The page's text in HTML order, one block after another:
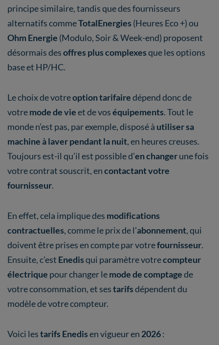
principe similaire, tandis que des fournisseurs
alternatifs commeTotalEnergies (Heures Eco +) ou
Ohm Energie (Modulo, Soir & Week-end) proposent
désormais desoffres plus complexesque les options
base et HP/HC.
Le choix de votreoption tarifairedépend donc de
votremode de vieet de voséquipements. Tout le
monde n’est pas, par exemple, disposé à utiliser sa
machine à laver pendant la nuit,en heures creuses.
Toujours est-il qu’il est possible d’en changerune fois
votre contrat souscrit, encontactant votre
fournisseur.
En effet, cela implique des modifications
contractuelles, comme le prix de l’abonnement, qui
doivent être prises en compte par votrefournisseur.
Ensuite, c’est Enedisqui paramètre votrecompteur
électrique pour changer lemode de comptagede
votre consommation, et sestarifsdépendent du
modèle de votre compteur.
Voici lestarifs Enedisen vigueur en2026: